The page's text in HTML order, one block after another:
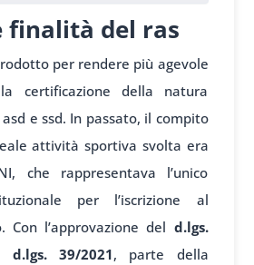
finalità del ras
per rendere più agevole
certificazione della natura
e ssd. In passato, il compito
attività sportiva svolta era
che rappresentava l’unico
per l’iscrizione al
Con l’approvazione del d.lgs.
d.lgs. 39/2021, parte della